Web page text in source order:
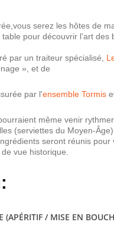
serez les hôtes de
pour découvrir l’art
par un traiteur spécialisé,
», et de
par l'ensemble Tormis
même venir
(serviettes du Moyen-
seront réunis
vue historique.
(APÉRITIF / MISE EN